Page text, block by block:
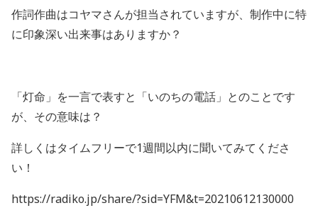
作詞作曲はコヤマさんが担当されていますが、 制作中に特
に印象深い出来事はありますか？
「灯命」を一言で表すと「いのちの電話」とのことです
が、その意味は？
詳しくはタイムフリーで1週間以内に聞いてみてくださ
い！
https://radiko.jp/share/?sid=YFM&t=20210612130000